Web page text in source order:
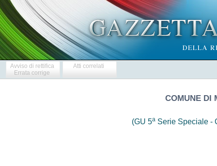
Avviso di rettifica
Errata corrige
Atti correlati
COMUNE DI
(GU 5a Serie Speciale -